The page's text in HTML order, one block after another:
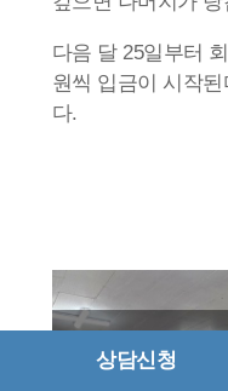
상담신청
다음 달 25일부터
원씩 입금이 시작
다.